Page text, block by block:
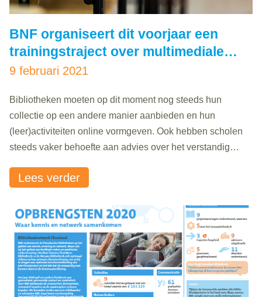
BNF organiseert dit voorjaar een
trainingstraject over multimediale
didactiek
9 februari 2021
Bibliotheken moeten op dit moment nog steeds hun
collectie op een andere manier aanbieden en hun
(leer)activiteiten online vormgeven. Ook hebben scholen
steeds vaker behoefte aan advies over het verstandig
vaardigheden. Het is dus belangrijk dat bibliotheken zich
beide basisbibliotheken..
Lees verder